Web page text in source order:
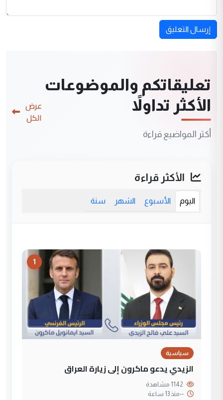
إرسال التعليق
تعليقاتكم والموضوعات
الأكثر تداولاً
أكثر المواضيع قراءة
عرض
الكل
الأكثر قراءة
اليوم الأسبوع الشهر سنة
1
سياسية
الزيدي يدعو ماكرون إلى زيارة العراق
--منذ 13 ساعة